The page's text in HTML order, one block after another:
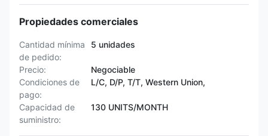
Propiedades comerciales
Cantidad mínima
de pedido:
5 unidades
Precio:
Negociable
Condiciones de
pago:
L/C, D/P, T/T, Western Union,
Capacidad de
suministro:
130 UNITS/MONTH